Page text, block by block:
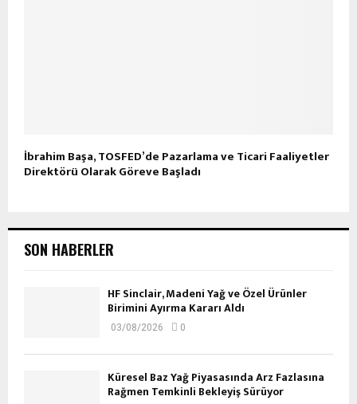
İbrahim Başa, TOSFED’de Pazarlama ve Ticari Faaliyetler
Direktörü Olarak Göreve Başladı
SON HABERLER
HF Sinclair, Madeni Yağ ve Özel Ürünler
Birimini Ayırma Kararı Aldı
03/08/2026 0
Küresel Baz Yağ Piyasasında Arz Fazlasına
Rağmen Temkinli Bekleyiş Sürüyor